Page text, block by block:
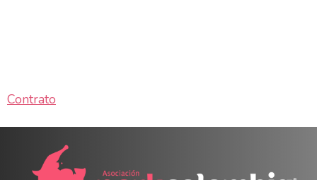
Contrato